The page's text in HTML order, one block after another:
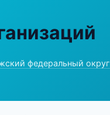
федеральный округ